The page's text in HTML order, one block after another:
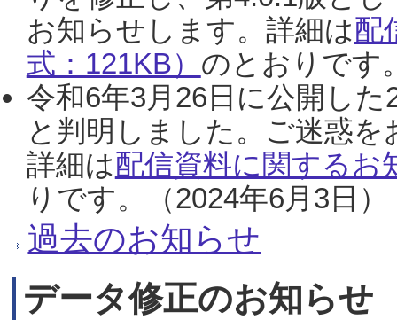
お知らせします。詳細は配
式：121KB） のとおりです
令和6年3月26日に公開し
と判明しました。ご迷惑
詳細は配信資料に関するお
りです。（2024年6月3日）
過去のお知らせ
データ修正のお知らせ